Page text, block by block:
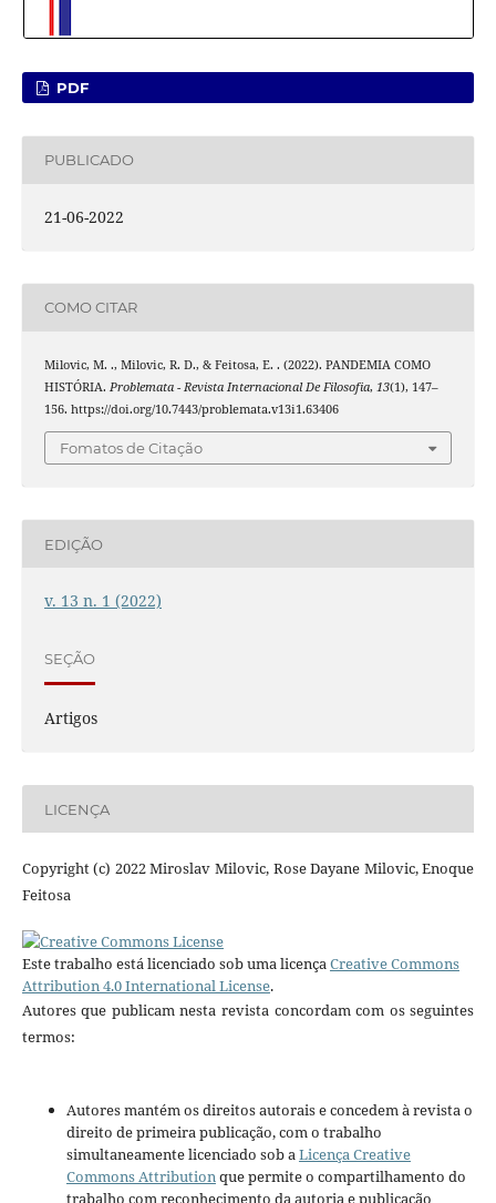
PDF
PUBLICADO
21-06-2022
COMO CITAR
Milovic, M. ., Milovic, R. D., & Feitosa, E. . (2022). PANDEMIA COMO
HISTÓRIA. Problemata - Revista Internacional De Filosofia, 13(1), 147–
156. https://doi.org/10.7443/problemata.v13i1.63406
Fomatos de Citação
EDIÇÃO
v. 13 n. 1 (2022)
SEÇÃO
Artigos
LICENÇA
Copyright (c) 2022 Miroslav Milovic, Rose Dayane Milovic, Enoque
Feitosa
Este trabalho está licenciado sob uma licençaCreative Commons
Attribution 4.0 International License.
Autores que publicam nesta revista concordam com os seguintes
termos:
Autores mantém os direitos autorais e concedem à revista o
direito de primeira publicação, com o trabalho
simultaneamente licenciado sob aLicença Creative
Commons Attributionque permite o compartilhamento do
trabalho com reconhecimento da autoria e publicação